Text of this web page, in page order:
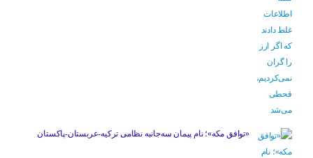
«توافق مکه»؛ نام پیمان سه‌جانبه نظامی ترکیه-عربستان-پاکستان